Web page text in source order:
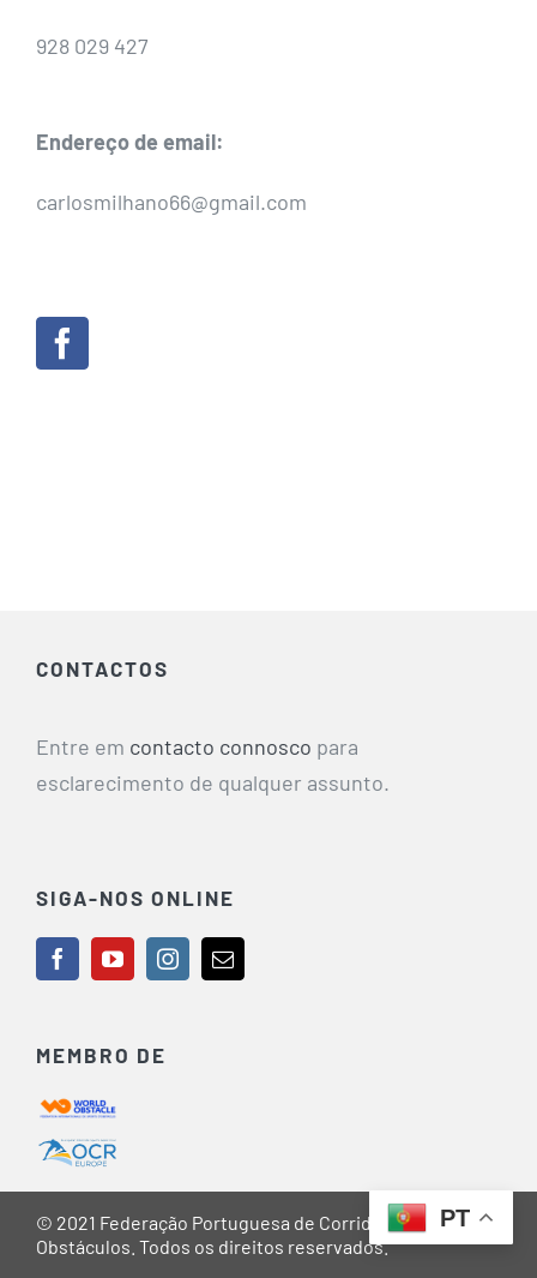
928 029 427
Endereço de email:
carlosmilhano66@gmail.com
CONTACTOS
Entre em contacto connosco para
esclarecimento de qualquer assunto.
SIGA-NOS ONLINE
MEMBRO DE
© 2021 Federação Portuguesa de Corridas de
Obstáculos. Todos os direitos reservados.
PT